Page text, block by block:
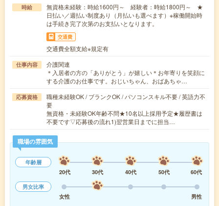
時給
無資格未経験：時給1600円～ 経験者：時給1800円～ ★
日払い／週払い制度あり（月払いも選べます）※稼働開始時
は手続き完了次第のお支払いとなります。
交通費
交通費全額支給※規定有
仕事内容
介護関連
＊入居者の方の「ありがとう」が嬉しい＊お年寄りを笑顔に
する介護のお仕事です。おじいちゃん、おばあちゃ…
応募資格
職種未経験OK / ブランクOK / パソコンスキル不要 / 英語力不
要
無資格・未経験OK年齢不問★10名以上採用予定★履歴書は
不要です▽応募後の流れ1)翌営業日までに担当…
職場の雰囲気
年齢層
20代
30代 40代 50代
60代
男女比率
女性
男性